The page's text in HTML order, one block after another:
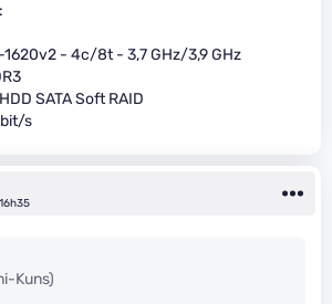
1620v2 - 4c/8t - 3,7 GHz/3,9 GHz
SATA Soft RAID
s
Kuns)